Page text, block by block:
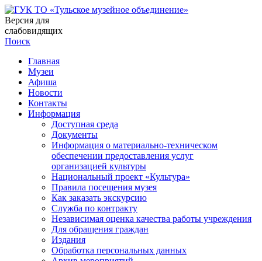
Версия для
слабовидящих
Поиск
Главная
Музеи
Афиша
Новости
Контакты
Информация
Доступная среда
Документы
Информация о материально-техническом
обеспечении предоставления услуг
организацией культуры
Национальный проект «Культура»
Правила посещения музея
Как заказать экскурсию
Служба по контракту
Независимая оценка качества работы учреждения
Для обращения граждан
Издания
Обработка персональных данных